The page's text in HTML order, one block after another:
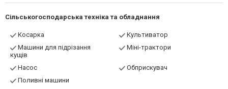
Сільськогосподарська техніка та обладнання
Косарка
Культиватор
Машини для підрізання
кущів
Міні-трактори
Насос
Обприскувач
Поливні машини